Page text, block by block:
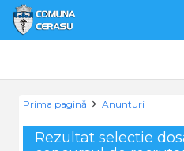
Prima pagină Anunturi
Rezultat selectie